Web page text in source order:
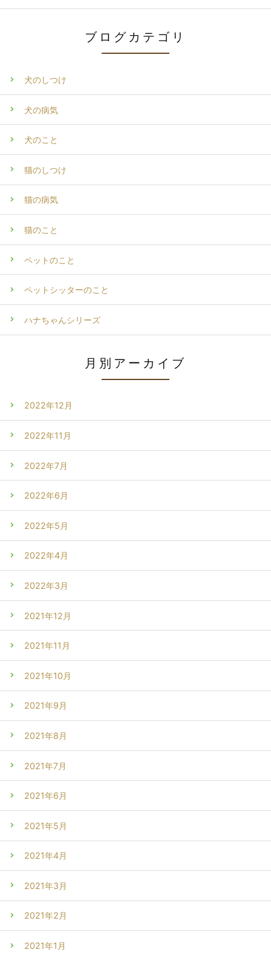
ブログカテゴリ
犬のしつけ
犬の病気
犬のこと
猫のしつけ
猫の病気
猫のこと
ペットのこと
ペットシッターのこと
ハナちゃんシリーズ
月別アーカイブ
2022年12月
2022年11月
2022年7月
2022年6月
2022年5月
2022年4月
2022年3月
2021年12月
2021年11月
2021年10月
2021年9月
2021年8月
2021年7月
2021年6月
2021年5月
2021年4月
2021年3月
2021年2月
2021年1月